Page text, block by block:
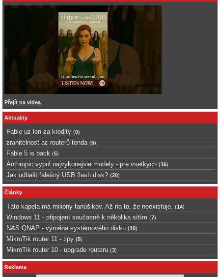
Přejít na videa
Aktuality
Fable uz len za kredity (0)
zranitelnost ac routerů tenda (6)
Fable 5 is back (5)
Anthropic vypol najvykonejsie modely - pre vsetkych (16)
Jak odhalit falešný USB flash disk? (20)
Články
Táto kapela má milióny fanúšikov. Až na to, že neexistuje. (14)
Windows 11 - připojení současně k několika sítím (7)
NAS QNAP - výměna systémového disku (10)
MikroTik router 11 - tipy (5)
MikroTik router 10 - upgrade routeru (3)
Reklama